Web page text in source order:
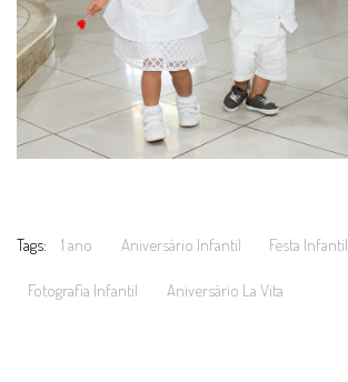
Tags: 1 ano Aniversário Infantil Festa Infantil
Fotografia Infantil Aniversário La Vita